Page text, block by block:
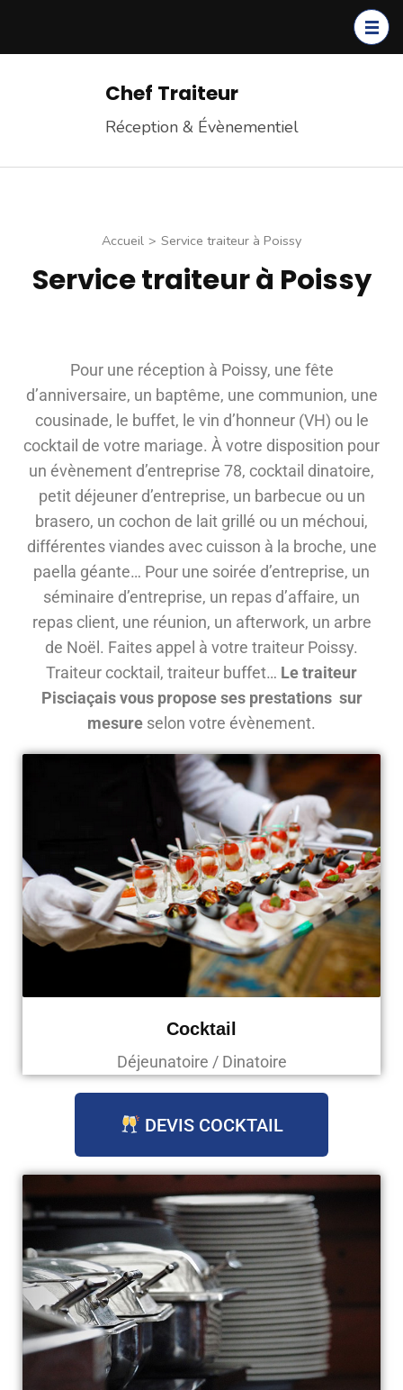
Chef Traiteur
Réception & Évènementiel
Accueil > Service traiteur à Poissy
Service traiteur à Poissy
Pour une réception à Poissy, une fête
d’anniversaire, un baptême, une communion, une
cousinade, le buffet, le vin d’honneur (VH) ou le
cocktail de votre mariage. À votre disposition pour
un évènement d’entreprise 78, cocktail dinatoire,
petit déjeuner d’entreprise, un barbecue ou un
brasero, un cochon de lait grillé ou un méchoui,
différentes viandes avec cuisson à la broche, une
paella géante… Pour une soirée d’entreprise, un
séminaire d’entreprise, un repas d’affaire, un
repas client, une réunion, un afterwork, un arbre
de Noël. Faites appel à votre traiteur Poissy.
Traiteur cocktail, traiteur buffet… Le traiteur
Pisciaçais vous propose ses prestations sur
mesure selon votre évènement.
Cocktail
Déjeunatoire / Dinatoire
DEVIS COCKTAIL